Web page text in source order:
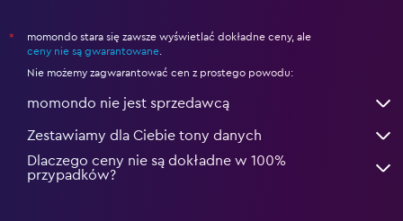
*
momondo stara się zawsze wyświetlać dokładne ceny, ale
ceny nie są gwarantowane
Nie możemy zagwarantować cen z prostego powodu:
momondo nie jest sprzedawcą
Zestawiamy dla Ciebie tony danych
Dlaczego ceny nie są dokładne w 100%
przypadków?